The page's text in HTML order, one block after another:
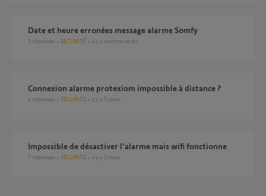
Date et heure erronées message alarme Somfy
3 réponses SÉCURITÉ il y a environ un an
Connexion alarme protexiom impossible à distance ?
4 réponses SÉCURITÉ il y a 5 jours
Impossible de désactiver l’alarme mais wifi fonctionne
7 réponses SÉCURITÉ il y a 2 mois